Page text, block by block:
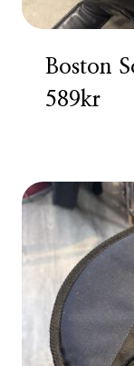
Boston
589kr